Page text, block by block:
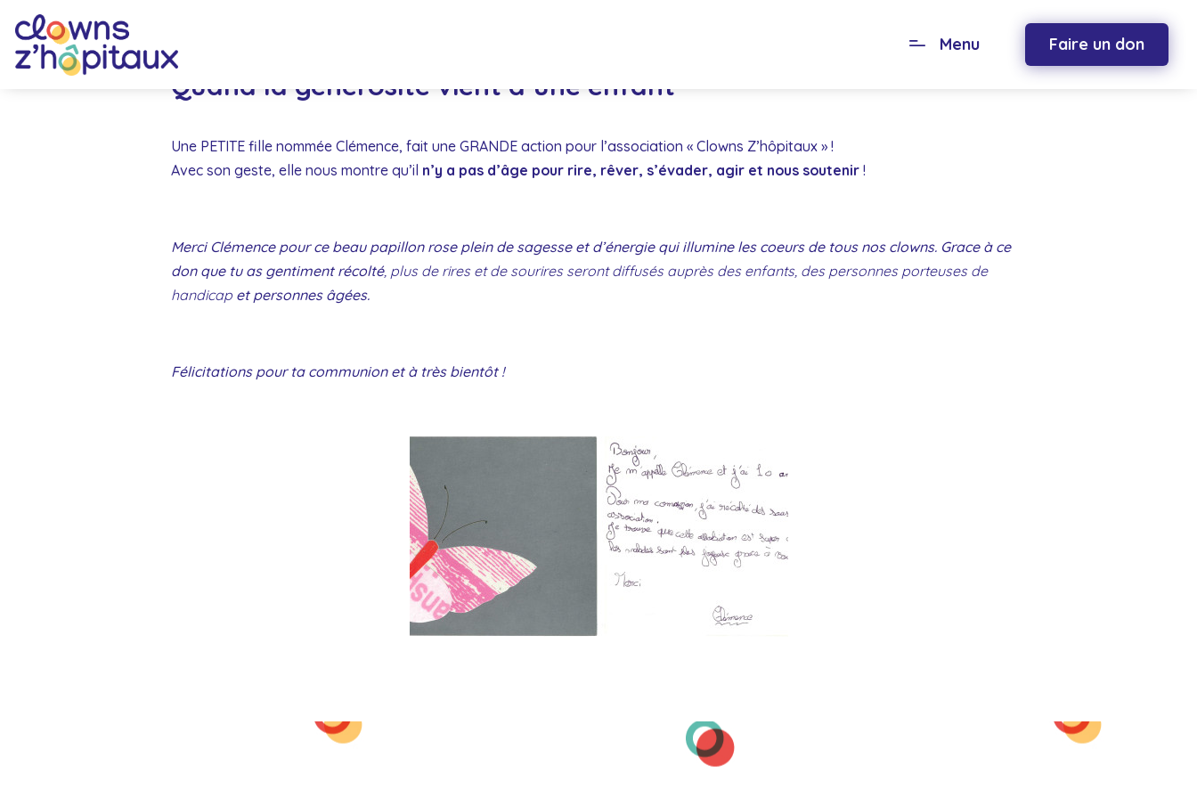
Menu Faire un don
Quand la générosité vient d’une enfant
Une PETITE fille nommée Clémence, fait une GRANDE action pour l’association « Clowns Z’hôpitaux » !
Avec son geste, elle nous montre qu’il n’y a pas d’âge pour rire, rêver, s’évader, agir et nous soutenir !
Merci Clémence pour ce beau papillon rose plein de sagesse et d’énergie qui illumine les coeurs de tous nos clowns. Grace à ce
don que tu as gentiment récolté, plus de rires et de sourires seront diffusés auprès des enfants, des personnes porteuses de
handicap et personnes âgées.
Félicitations pour ta communion et à très bientôt !